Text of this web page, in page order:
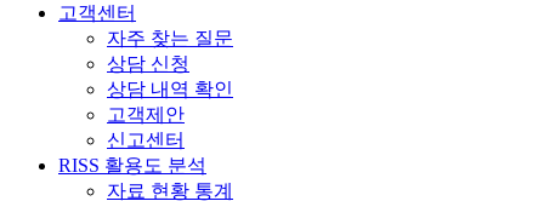
고객센터
자주 찾는 질문
상담 신청
상담 내역 확인
고객제안
신고센터
RISS 활용도 분석
자료 현황 통계